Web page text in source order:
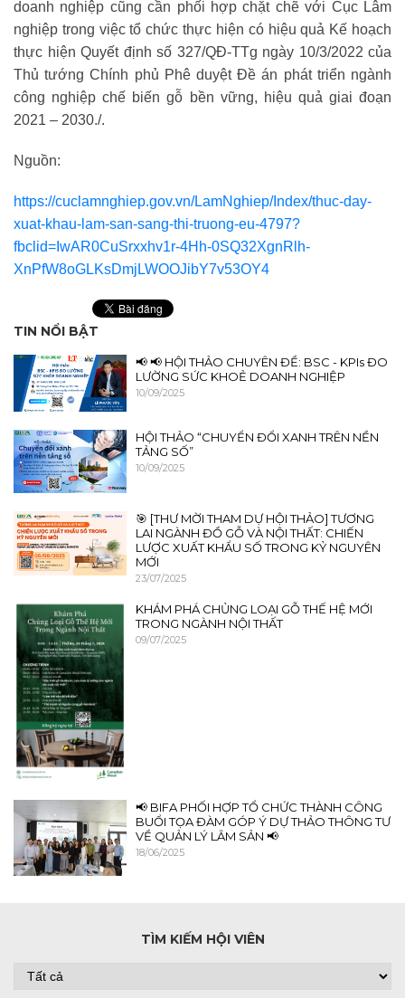
doanh nghiệp cũng cần phối hợp chặt chẽ với Cục Lâm
nghiệp trong việc tổ chức thực hiện có hiệu quả Kế hoạch
thực hiện Quyết định số 327/QĐ-TTg ngày 10/3/2022 của
Thủ tướng Chính phủ Phê duyệt Đề án phát triển ngành
công nghiệp chế biến gỗ bền vững, hiệu quả giai đoạn
2021 – 2030./.
Nguồn:
https://cuclamnghiep.gov.vn/LamNghiep/Index/thuc-day-
xuat-khau-lam-san-sang-thi-truong-eu-4797?
fbclid=IwAR0CuSrxxhv1r-4Hh-0SQ32XgnRlh-
XnPfW8oGLKsDmjLWOOJibY7v53OY4
TIN NỔI BẬT
📢 📢 HỘI THẢO CHUYÊN ĐỀ: BSC - KPIs ĐO
LƯỜNG SỨC KHOẺ DOANH NGHIỆP
10/09/2025
HỘI THẢO “CHUYỂN ĐỔI XANH TRÊN NỀN
TẢNG SỐ”
10/09/2025
🎯 [THƯ MỜI THAM DỰ HỘI THẢO] TƯƠNG
LAI NGÀNH ĐỒ GỖ VÀ NỘI THẤT: CHIẾN
LƯỢC XUẤT KHẨU SỐ TRONG KỶ NGUYÊN
MỚI
23/07/2025
KHÁM PHÁ CHỦNG LOẠI GỖ THẾ HỆ MỚI
TRONG NGÀNH NỘI THẤT
09/07/2025
📢 BIFA PHỐI HỢP TỔ CHỨC THÀNH CÔNG
BUỔI TỌA ĐÀM GÓP Ý DỰ THẢO THÔNG TƯ
VỀ QUẢN LÝ LÂM SẢN 📢
18/06/2025
TÌM KIẾM HỘI VIÊN